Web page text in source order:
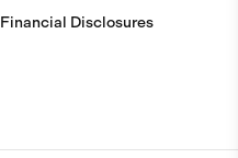
Financial Disclosures